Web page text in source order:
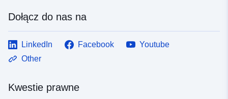
Dołącz do nas na
LinkedIn Facebook
Youtube
Other
Kwestie prawne